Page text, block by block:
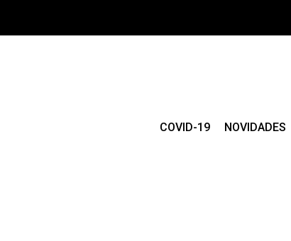
COVID-19 NOVIDADES